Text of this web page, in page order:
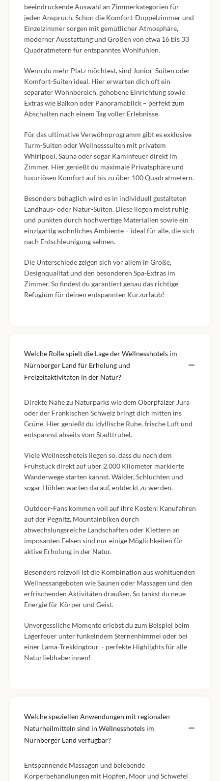
beeindruckende Auswahl an Zimmerkategorien für
jeden Anspruch. Schon die Komfort-Doppelzimmer und
Einzelzimmer sorgen mit gemütlicher Atmosphäre,
moderner Ausstattung und Größen von etwa 16 bis 33
Quadratmetern für entspanntes Wohlfühlen.
Wenn du mehr Platz möchtest, sind Junior-Suiten oder
Komfort-Suiten ideal. Hier erwarten dich oft ein
separater Wohnbereich, gehobene Einrichtung sowie
Extras wie Balkon oder Panoramablick – perfekt zum
Abschalten nach einem Tag voller Erlebnisse.
Für das ultimative Verwöhnprogramm gibt es exklusive
Turm-Suiten oder Wellnesssuiten mit privatem
Whirlpool, Sauna oder sogar Kaminfeuer direkt im
Zimmer. Hier genießt du maximale Privatsphäre und
luxuriösen Komfort auf bis zu über 100 Quadratmetern.
Besonders behaglich wird es in individuell gestalteten
Landhaus- oder Natur-Suiten. Diese liegen meist ruhig
und punkten durch hochwertige Materialien sowie ein
einzigartig wohnliches Ambiente – ideal für alle, die sich
nach Entschleunigung sehnen.
Die Unterschiede zeigen sich vor allem in Größe,
Designqualität und den besonderen Spa-Extras im
Zimmer. So findest du garantiert genau das richtige
Refugium für deinen entspannten Kurzurlaub!
Welche Rolle spielt die Lage der Wellnesshotels im
Nürnberger Land für Erholung und
Freizeitaktivitäten in der Natur?
Direkte Nähe zu Naturparks wie dem Oberpfälzer Jura
oder der Fränkischen Schweiz bringt dich mitten ins
Grüne. Hier genießt du idyllische Ruhe, frische Luft und
entspannst abseits vom Stadttrubel.
Viele Wellnesshotels liegen so, dass du nach dem
Frühstück direkt auf über 2.000 Kilometer markierte
Wanderwege starten kannst. Wälder, Schluchten und
sogar Höhlen warten darauf, entdeckt zu werden.
Outdoor-Fans kommen voll auf ihre Kosten: Kanufahren
auf der Pegnitz, Mountainbiken durch
abwechslungsreiche Landschaften oder Klettern an
imposanten Felsen sind nur einige Möglichkeiten für
aktive Erholung in der Natur.
Besonders reizvoll ist die Kombination aus wohltuenden
Wellnessangeboten wie Saunen oder Massagen und den
erfrischenden Aktivitäten draußen. So tankst du neue
Energie für Körper und Geist.
Unvergessliche Momente erlebst du zum Beispiel beim
Lagerfeuer unter funkelndem Sternenhimmel oder bei
einer Lama-Trekkingtour – perfekte Highlights für alle
Naturliebhaberinnen!
Welche speziellen Anwendungen mit regionalen
Naturheilmitteln sind in Wellnesshotels im
Nürnberger Land verfügbar?
Entspannende Massagen und belebende
Körperbehandlungen mit Hopfen, Moor und Schwefel